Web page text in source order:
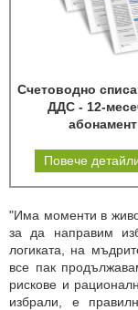
Счетоводно
ДДС - 12-
абонамент
Повече
"Има моменти в
за да направим
логиката, на
все пак
рискове и
избрали, е